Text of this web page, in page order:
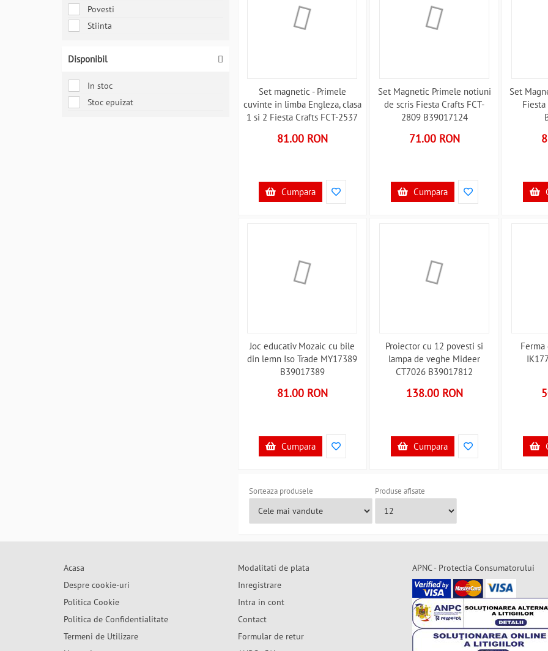
Povesti
Stiinta
Disponibil
In stoc
Stoc epuizat
Set magnetic - Primele
cuvinte in limba Engleza, clasa
1 si 2 Fiesta Crafts FCT-2537
81.00 RON
Cumpara
Set Magnetic Primele notiuni
de scris Fiesta Crafts FCT-
2809 B39017124
71.00 RON
Cumpara
Set
Joc educativ Mozaic cu bile
din lemn Iso Trade MY17389
B39017389
81.00 RON
Cumpara
Proiector cu 12 povesti si
lampa de veghe Mideer
CT7026 B39017812
138.00 RON
Cumpara
Sorteaza produsele Produse afisate
Acasa
Despre cookie-uri
Politica Cookie
Politica de Confidentialitate
Termeni de Utilizare
Modalitati de plata
Inregistrare
Intra in cont
Contact
Formular de retur
APNC - Protectia Consumatorului